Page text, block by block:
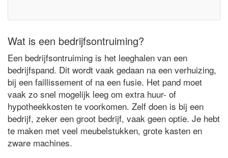
Wat is een bedrijfsontruiming?
Een bedrijfsontruiming is het leeghalen van een
bedrijfspand. Dit wordt vaak gedaan na een verhuizing,
bij een faillissement of na een fusie. Het pand moet
vaak zo snel mogelijk leeg om extra huur- of
hypotheekkosten te voorkomen. Zelf doen is bij een
bedrijf, zeker een groot bedrijf, vaak geen optie. Je hebt
te maken met veel meubelstukken, grote kasten en
zware machines.